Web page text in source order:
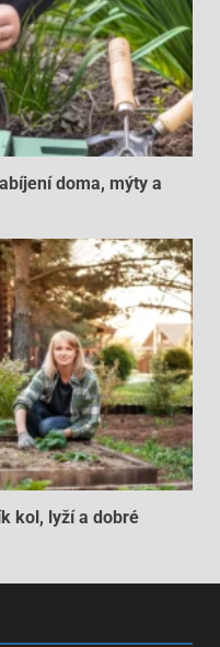
doma, mýty a
kol, lyží a dobré